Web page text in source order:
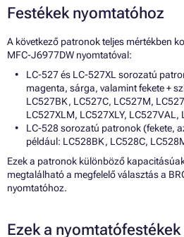
Festékek nyomtatóhoz
A következő patronok teljes mértékben
MFC-J6977DW nyomtatóval:
LC-527 és LC-527XL sorozatú
magenta, sárga, valamint fekete +
LC527BK, LC527C, LC527M,
LC527XLM, LC527XLY, LC527VAL,
LC-528 sorozatú patronok (fekete,
például: LC528BK, LC528C,
Ezek a patronok különböző
megtalálható a megfelelő választás a
nyomtatóhoz.
Ezek a nyomtatófestékek